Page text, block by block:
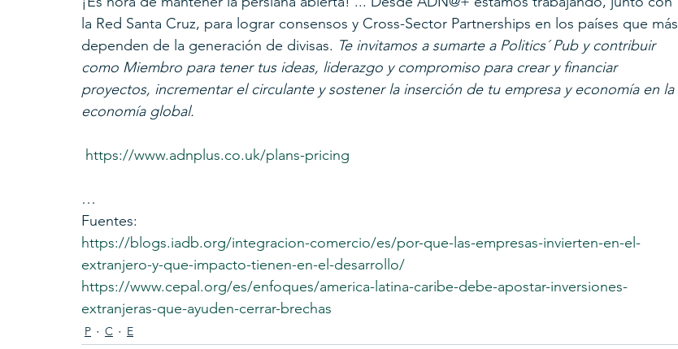
la Red Santa Cruz, para lograr consensos y Cross-Sector Partnerships en los países que más
dependen de la generación de divisas. Te invitamos a sumarte a Politics´ Pub y contribuir
como Miembro para tener tus ideas, liderazgo y compromiso para crear y financiar
proyectos, incrementar el circulante y sostener la inserción de tu empresa y economía en la
economía global.
https://www.adnplus.co.uk/plans-pricing
…
Fuentes:
https://blogs.iadb.org/integracion-comercio/es/por-que-las-empresas-invierten-en-el-
extranjero-y-que-impacto-tienen-en-el-desarrollo/
https://www.cepal.org/es/enfoques/america-latina-caribe-debe-apostar-inversiones-
extranjeras-que-ayuden-cerrar-brechas
P C E